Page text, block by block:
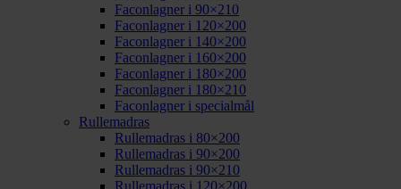
Faconlagner i 90×210
Faconlagner i 120×200
Faconlagner i 140×200
Faconlagner i 160×200
Faconlagner i 180×200
Faconlagner i 180×210
Faconlagner i specialmål
Rullemadras
Rullemadras i 80×200
Rullemadras i 90×200
Rullemadras i 90×210